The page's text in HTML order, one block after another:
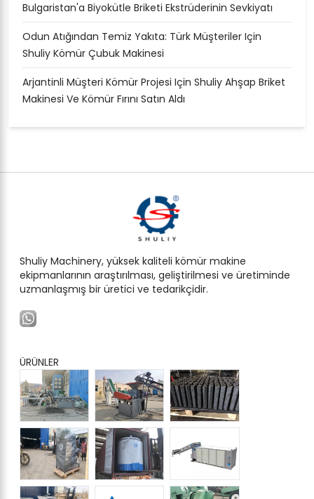
Bulgaristan'a Biyokütle Briketi Ekstrüderinin Sevkiyatı
Odun Atığından Temiz Yakıta: Türk Müşteriler Için
Shuliy Kömür Çubuk Makinesi
Arjantinli Müşteri Kömür Projesi Için Shuliy Ahşap Briket
Makinesi Ve Kömür Fırını Satın Aldı
Shuliy Machinery, yüksek kaliteli kömür makine
ekipmanlarının araştırılması, geliştirilmesi ve üretiminde
uzmanlaşmış bir üretici ve tedarikçidir.
ÜRÜNLER